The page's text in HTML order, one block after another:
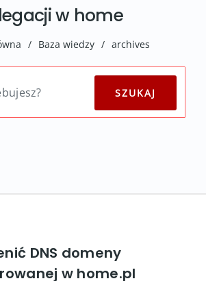
w home
/ Baza wiedzy / archives
DNS domeny
w home.pl